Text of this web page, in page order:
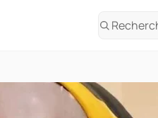
Rechercher